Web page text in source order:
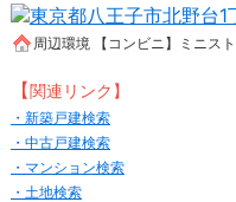
周辺環境 【コンビニ】ミニス
【関連リンク 】
・新築戸建検索
・中古戸建検索
・マンション検索
・土地検索